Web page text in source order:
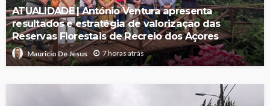
ATUALIDADE | António Ventura apresenta
resultados e estratégia de valorização das
Reservas Florestais de Recreio dos Açores
Mauricio De Jesus 7 horas atrás